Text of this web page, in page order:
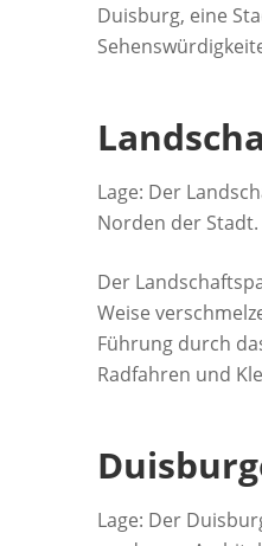
Duisburg, eine
Lage: Der
Norden der
Der
Weise
Führung durch
Radfahren und
Lage: Der